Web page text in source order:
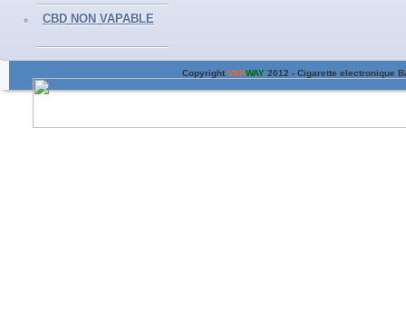
CBD NON VAPABLE
de confidentialité
Magasin VAPWAY Cigarettes electroniques Bayonne Anglet
Copyright VAPWAY2012 - Cigarette electronique